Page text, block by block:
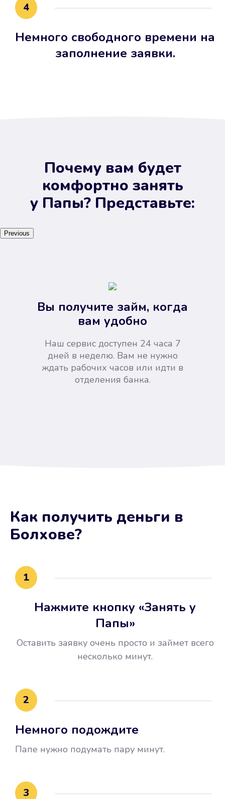
4
Немного свободного времени на
заполнение заявки.
Почему вам будет
комфортно занять
у Папы? Представьте:
Previous
Вы получите займ, когда
вам удобно
Наш сервис доступен 24 часа 7
дней в неделю. Вам не нужно
ждать рабочих часов или идти в
отделения банка.
Не потребовались справки, залоги
и поручители. Папа вам доверяет.
воспользовались бесплатной
это открыло новые возможности в
Как получить деньги в
Болхове?
1
Нажмите кнопку «Занять у
Папы»
Оставить заявку очень просто и займет всего
несколько минут.
2
Немного подождите
Папе нужно подумать пару минут.
3